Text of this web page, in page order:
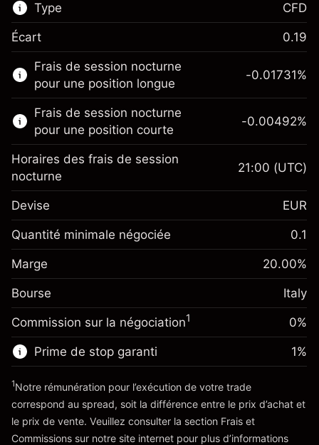
Type
Ce marché financier est disponible pour le
trading de CFD.
En savoir plus sur :
CFD
CFD
Écart 0.19
Frais de session nocturne
pour une position longue
Marge. Votre
investissement
Ajustement des fonds de
Frais sur la valeur totale de la
position
-0.017307
%
(-€0.87)
Taille de la position avec effet de levier
Valeur nominale avec effet de levier
~€4,000.00
Vers la plateforme
-0.01731%
Frais de session nocturne
pour une position courte
Marge. Votre
€1,000.00
Ajustement des fonds de
overnight
Frais sur la valeur totale de la
position
-0.004915
%
Taille de la position avec effet de levier
Valeur nominale avec effet de levier
~ €4,000.00
-0.00492%
Horaires des frais de session
nocturne
21:00 (UTC)
Devise EUR
Quantité minimale négociée 0.1
Marge 20.00%
Bourse Italy
Commission sur la négociation1 0%
Prime de stop garanti
'Tarifs et Frais
1%
1Notre rémunération pour l’exécution de votre trade
correspond au spread, soit la différence entre le prix d’achat et
le prix de vente. Veuillez consulter la section Frais et
Commissions sur notre site internet pour plus d’informations